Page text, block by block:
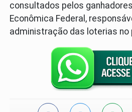
consultados pelos
Econômica Federal,
administração das loterias no